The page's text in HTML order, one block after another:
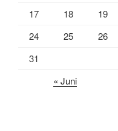
17
18 19
24
25 26
31
« Juni